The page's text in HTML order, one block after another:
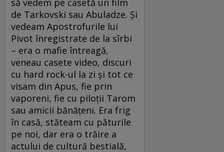
de Tarkovski sau Abuladze. Și
vedeam Apostrofurile lui
Pivot înregistrate de la sîrbi
– era o mafie întreagă,
veneau casete video, discuri
cu hard rock-ul la zi și tot ce
visam din Apus, fie prin
vaporeni, fie cu piloţii Tarom
sau amicii bănăţeni. Era frig
în casă, stăteam cu păturile
pe noi, dar era o trăire a
actului de cultură bestială,